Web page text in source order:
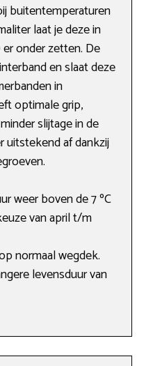
buitentemperaturen
laat je deze in
onder zetten. De
en slaat deze
in
optimale grip,
slijtage in de
af dankzij
weer boven de 7 ºC
van april t/m
normaal wegdek.
levensduur van